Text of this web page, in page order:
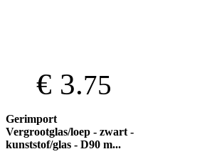
€ 3.75
Gerimport
Vergrootglas/loep - zwart -
kunststof/glas - D90 m...